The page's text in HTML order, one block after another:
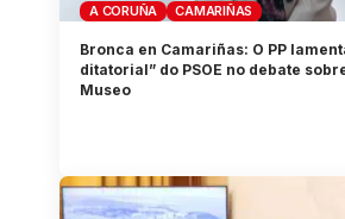
A CORUÑA CAMARIÑAS
Bronca en Camariñas: O PP
ditatorial” do PSOE no debate
Museo